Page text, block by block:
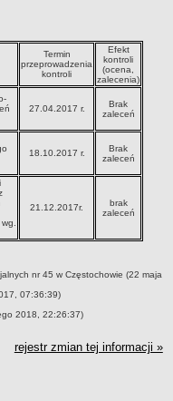
Termin
przeprowadzenia
kontroli
Efekt
kontroli
(ocena,
zalecenia)
27.04.2017 r.
Brak
zaleceń
18.10.2017 r.
Brak
zaleceń
21.12.2017r.
brak
zaleceń
nr 45 w Częstochowie (22 maja
07:36:39)
2018, 22:26:37)
rejestr zmian tej informacji »